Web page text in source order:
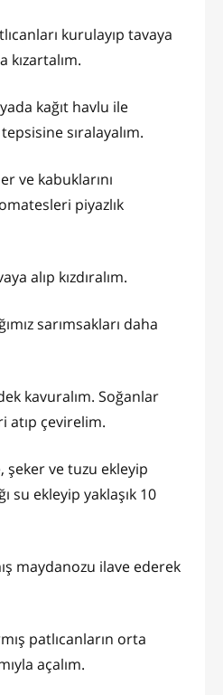
kurulayıp tavaya
kızartalım.
kağıt havlu ile
sıralayalım.
ve kabuklarını
piyazlık
alıp kızdıralım.
sarımsakları daha
kavuralım. Soğanlar
atıp çevirelim.
şeker ve tuzu ekleyip
su ekleyip yaklaşık 10
maydanozu ilave ederek
patlıcanların orta
açalım.